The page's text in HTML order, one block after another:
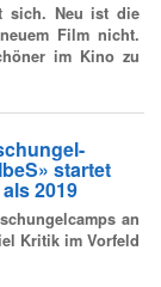
sich. Neu ist die
Film nicht.
im Kino zu
startet
2019
an
Kritik im Vorfeld